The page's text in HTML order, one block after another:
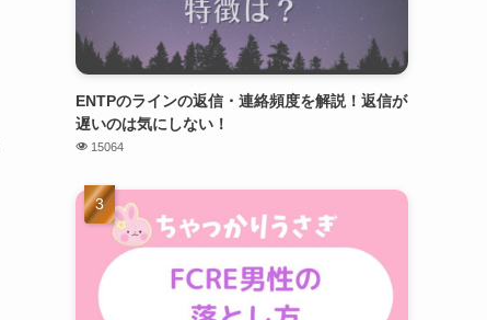
ENTPのラインの返信・連絡頻度を解説！返信が
遅いのは気にしない！
15064